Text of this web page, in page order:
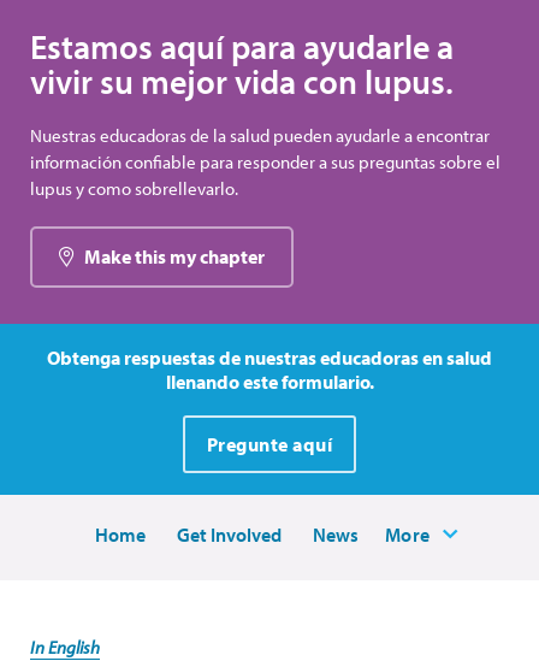
Estamos aquí para ayudarle a
vivir su mejor vida con lupus.
Nuestras educadoras de la salud pueden ayudarle a encontrar
información confiable para responder a sus preguntas sobre el
lupus y como sobrellevarlo.
Make this my chapter
Obtenga respuestas de nuestras educadoras en salud
llenando este formulario.
Pregunte aquí
Home Get Involved News More
In English